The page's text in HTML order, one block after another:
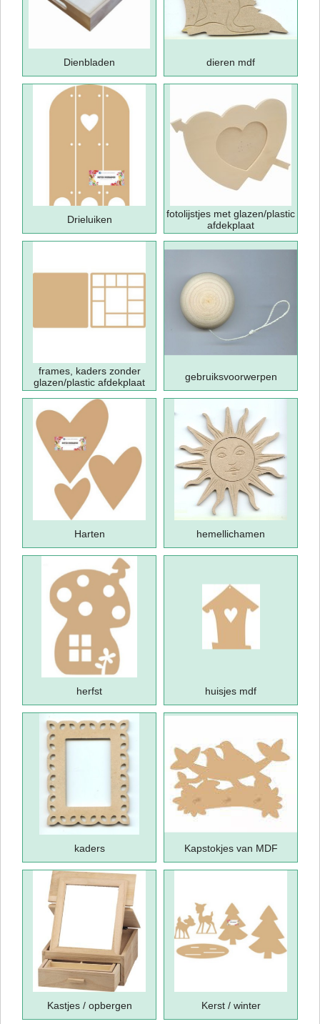
Dienbladen dieren mdf
Drieluiken
fotolijstjes met glazen/plastic
afdekplaat
frames, kaders zonder
glazen/plastic afdekplaat
gebruiksvoorwerpen
Harten hemellichamen
herfst huisjes mdf
kaders Kapstokjes van MDF
Kastjes / opbergen Kerst / winter